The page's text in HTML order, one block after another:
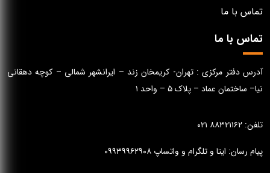
تماس با ما
تماس با ما
آدرس دفتر مرکزی : تهران- کریمخان زند – ایرانشهر شمالی – کوچه دهقانی
نیا– ساختمان عماد – پلاک ۵ – واحد ۱
تلفن: ۸۸۳۲۱۱۶۲ ۰۲۱
پیام رسان: ایتا و تلگرام و واتساپ ۰۹۹۳۹۹۶۲۹۰۸